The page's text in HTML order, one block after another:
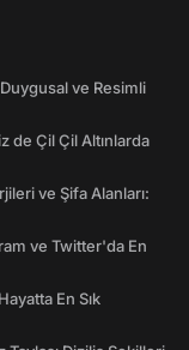
ve Resimli
de Çil Çil Altınlarda
ve Şifa Alanları:
ve Twitter'da En
En Sık